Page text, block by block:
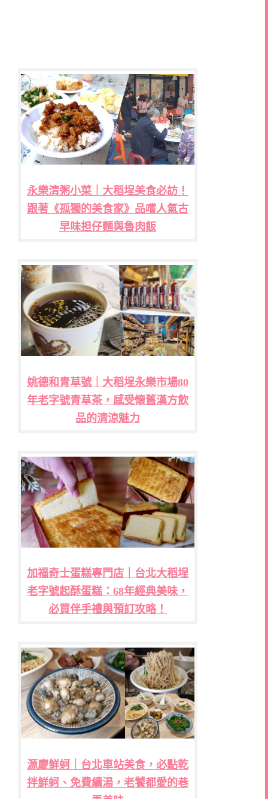
永樂清粥小菜｜大稻埕美食必訪！
跟著《孤獨的美食家》品嚐人氣古
早味担仔麵與魯肉飯
姚德和青草號｜大稻埕永樂市場80
年老字號青草茶，感受懷舊漢方飲
品的清涼魅力
加福奇士蛋糕專門店｜台北大稻埕
老字號起酥蛋糕：68年經典美味，
必買伴手禮與預訂攻略！
源慶鮮蚵｜台北車站美食，必點乾
拌鮮蚵、免費續湯，老饕都愛的巷